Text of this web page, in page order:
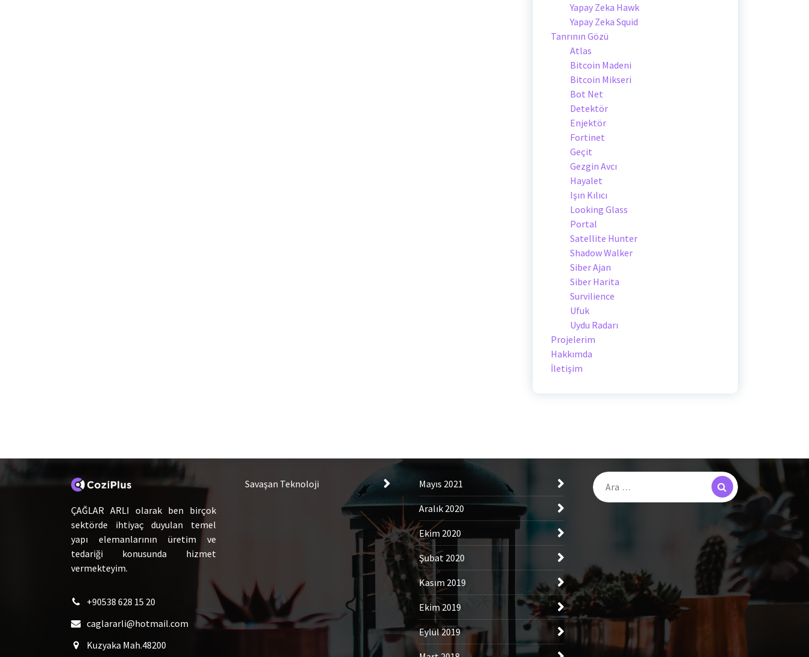
Yapay Zeka Hawk
Yapay Zeka Squid
Tanrının Gözü
Atlas
Bitcoin Madeni
Bitcoin Mikseri
Bot Net
Detektör
Enjektör
Fortinet
Geçit
Gezgin Avcı
Hayalet
Işın Kılıcı
Looking Glass
Portal
Satellite Hunter
Shadow Walker
Siber Ajan
Siber Harita
Survilience
Ufuk
Uydu Radarı
Projelerim
Hakkımda
İletişim
ÇAĞLAR ARLI olarak ben birçok
sektörde ihtiyaç duyulan temel
yapı elemanlarının üretim ve
tedariği konusunda hizmet
vermekteyim.
+90538 628 15 20
caglararli@hotmail.com
Kuzyaka Mah.48200
Savaşan Teknoloji Mayıs 2021
Aralık 2020
Ekim 2020
Şubat 2020
Kasım 2019
Ekim 2019
Eylül 2019
Arama: